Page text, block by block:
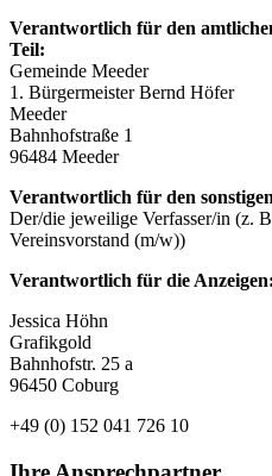
Verantwortlich für den
Teil:
Gemeinde Meeder
1. Bürgermeister Bernd Höfer
Meeder
Bahnhofstraße 1
96484 Meeder
Verantwortlich für den
Der/die jeweilige Verfasser/in (z.
Vereinsvorstand (m/w))
Verantwortlich für die Anzeigen:
Jessica Höhn
Grafikgold
Bahnhofstr. 25 a
96450 Coburg
+49 (0) 152 041 726 10